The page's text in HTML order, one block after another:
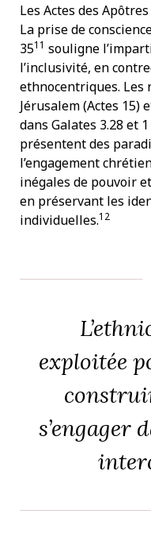
Les Actes des
La prise de
3511 souligne
l’inclusivité, en
ethnocentriques. Les
Jérusalem (Actes
dans Galates 3.28 et
présentent des
l’engagement
inégales de pouvoir
en préservant les
individuelles.12
exploitée
s’engager